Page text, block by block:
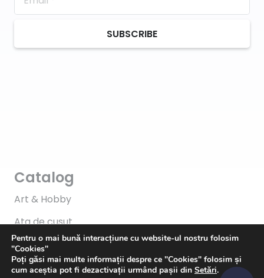
SUBSCRIBE
Catalog
Art & Hobby
Ata de cusut
Pasmanterie
Tesaturi
Pentru o mai bună interacțiune cu website-ul nostru folosim
"Cookies"
Poți găsi mai multe informații despre ce "Cookies" folosim și
cum aceștia pot fi dezactivații urmând pașii din Setări.